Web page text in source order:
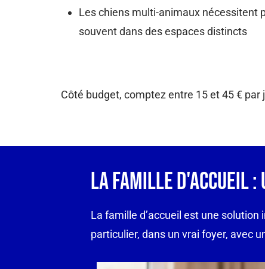
Les chiens multi-animaux nécessitent
souvent dans des espaces distincts
Côté budget, comptez entre 15 et 45 €
La Famille D'accueil :
La famille d’accueil est une
particulier, dans un vrai foyer, avec